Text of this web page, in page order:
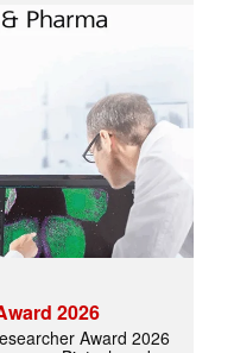
2026
Award 2026